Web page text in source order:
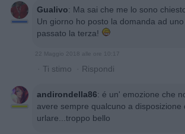
Gualivo: Ma sai che me lo sono
Un giorno ho posto la domanda ad
passato la terza!
22 Maggio 2018 alle ore 10:17
· Ti stimo · Rispondi
andirondella86: é un' emozione che
avere sempre qualcuno a disposizione
urlare...troppo bello